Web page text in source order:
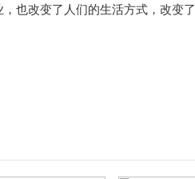
也改变了人们的生活方式，改变了